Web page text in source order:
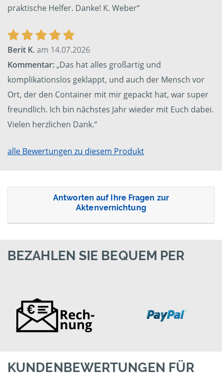
praktische Helfer. Danke! K. Weber“
Berit K.am 14.07.2026
Kommentar:„Das hat alles großartig und
komplikationslos geklappt, und auch der Mensch vor
Ort, der den Container mit mir gepackt hat, war super
freundlich. Ich bin nächstes Jahr wieder mit Euch dabei.
Vielen herzlichen Dank.“
alle Bewertungen zu diesem Produkt
Antworten auf Ihre Fragen zur
Aktenvernichtung
BEZAHLEN SIE BEQUEM PER
KUNDENBEWERTUNGEN FÜR